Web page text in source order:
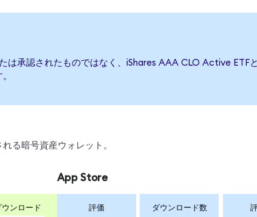
承認されたものではなく、iShares AAA CLO Active ETF
る暗号資産ウォレット。
ウンロード
App Store
評価 ダウンロード数